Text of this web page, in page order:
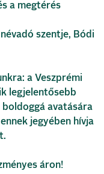
a megtérés
szentje, Bódi
a Veszprémi
legjelentősebb
boldoggá avatására
jegyében hívja
áron!